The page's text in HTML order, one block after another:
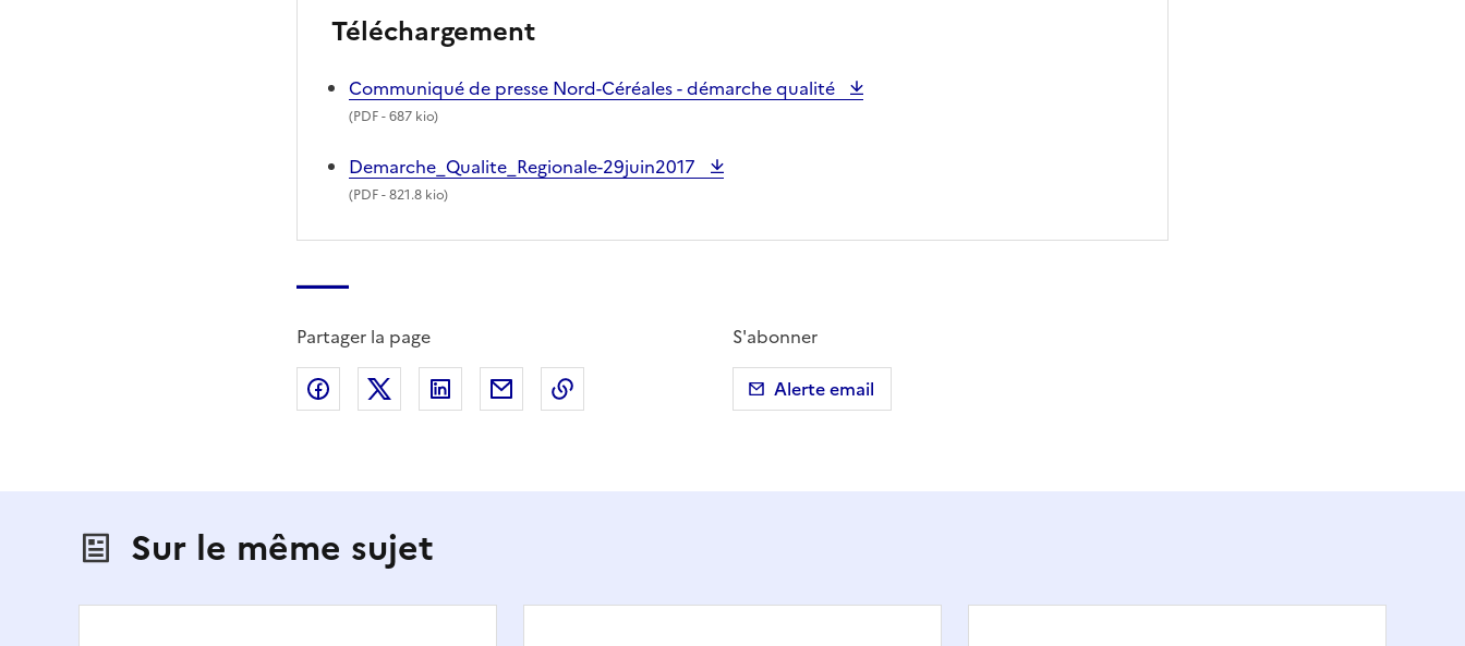
Téléchargement
Communiqué de presse Nord-Céréales - démarche qualité
(PDF- 687 kio)
Demarche_Qualite_Regionale-29juin2017
(PDF- 821.8 kio)
Partager la page
Partager sur Facebook
Partager sur X (anciennement Twitter)
Partager sur LinkedIn
Partager par emailCopier dans le presse-papier
S'abonner
Alerte email
Sur le même sujet